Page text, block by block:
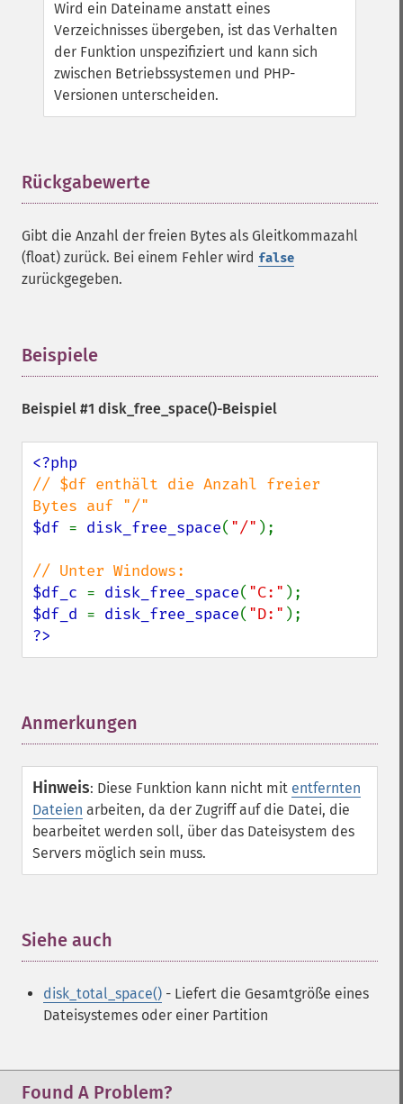
Wird ein Dateiname anstatt eines
Verzeichnisses übergeben, ist das Verhalten
der Funktion unspezifiziert und kann sich
zwischen Betriebssystemen und PHP-
Versionen unterscheiden.
Rückgabewerte
Gibt die Anzahl der freien Bytes als Gleitkommazahl
(float) zurück. Bei einem Fehler wird false
zurückgegeben.
Beispiele
Beispiel #1 disk_free_space()-Beispiel
// $df enthält die Anzahl freier
$df = disk_free_space( "/" );
$df_c = disk_free_space( "C:"
$df_d = disk_free_space( "D:"
?>
Anmerkungen
Hinweis: Diese Funktion kann nicht mit entfernten
Dateien arbeiten, da der Zugriff auf die Datei, die
bearbeitet werden soll, über das Dateisystem des
Servers möglich sein muss.
Siehe auch
disk_total_space() - Liefert die Gesamtgröße eines
Dateisystemes oder einer Partition
Found A Problem?